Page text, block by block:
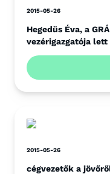
2015-05-26
Hegedüs Éva, a
vezérigazgatója lett
2015-05-26
cégvezetők a